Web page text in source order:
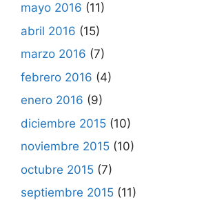
mayo 2016 (11)
abril 2016 (15)
marzo 2016 (7)
febrero 2016 (4)
enero 2016 (9)
diciembre 2015 (10)
noviembre 2015 (10)
octubre 2015 (7)
septiembre 2015 (11)